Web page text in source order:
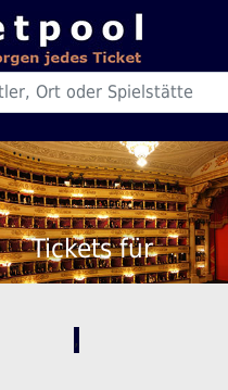
Tickets für
,